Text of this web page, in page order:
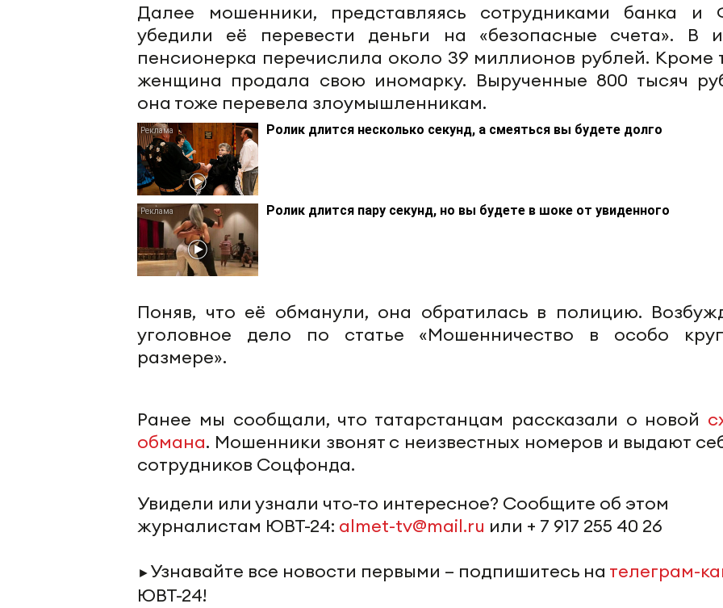
Далее мошенники, представляясь сотрудниками банка и
убедили её перевести деньги на «безопасные счета». В
пенсионерка перечислила около 39 миллионов рублей. Кроме
женщина продала свою иномарку. Вырученные 800 тысяч
она тоже перевела злоумышленникам.
Ролик длится несколько секунд, а смеяться вы будете долго
Ролик длится пару секунд, но вы будете в шоке от увиденного
Поняв, что её обманули, она обратилась в полицию.
уголовное дело по статье «Мошенничество в особо
размере».
Ранее мы сообщали, что татарстанцам рассказали о новой
обмана. Мошенники звонят с неизвестных номеров и выдают
сотрудников Соцфонда.
Увидели или узнали что-то интересное? Сообщите об этом
журналистам ЮВТ-24: almet-tv@mail.ru или + 7 917 255 40 26
► Узнавайте все новости первыми – подпишитесь на телеграм-
ЮВТ-24!